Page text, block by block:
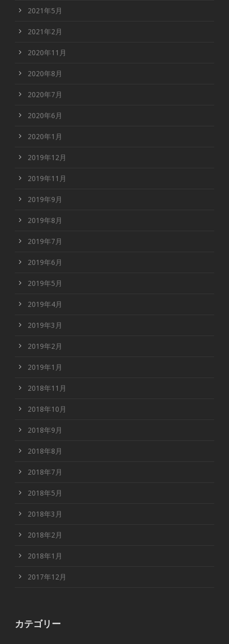
2021年5月
2021年2月
2020年11月
2020年8月
2020年7月
2020年6月
2020年1月
2019年12月
2019年11月
2019年9月
2019年8月
2019年7月
2019年6月
2019年5月
2019年4月
2019年3月
2019年2月
2019年1月
2018年11月
2018年10月
2018年9月
2018年8月
2018年7月
2018年5月
2018年3月
2018年2月
2018年1月
2017年12月
カテゴリー